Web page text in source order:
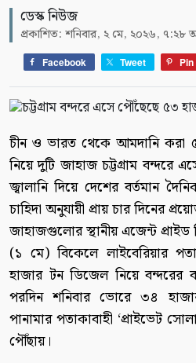
ডেস্ক নিউজ
প্রকাশিত: শনিবার, ২ মে, ২০২৬, ৭:২৮
Facebook Tweet Pin
চীন ও ভারত থেকে আমদানি
নিয়ে দুটি জাহাজ চট্টগ্রাম
জ্বালানি দিয়ে দেশের বর্তমান
চাহিদা অনুযায়ী প্রায় চার দিনের
জাহাজগুলোর স্থানীয় এজেন্ট
(১ মে) বিকেলে লাইবেরিয়ার
হাজার টন ডিজেল নিয়ে বন্দরের
পরদিন শনিবার ভোরে ৩৪
পানামার পতাকাবাহী ‘প্রাইভেট
পৌঁছায়।